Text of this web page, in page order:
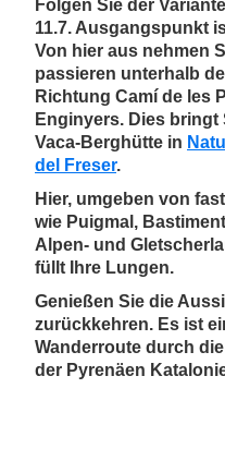
Folgen Sie der
11.7. Ausgangspunkt
Von hier aus nehmen
passieren unterhalb
Richtung Camí de les
Enginyers. Dies
Vaca-Berghütte in
del Freser.
Hier, umgeben von
wie Puigmal,
Alpen- und
füllt Ihre Lungen.
Genießen Sie die
zurückkehren. Es ist
Wanderroute durch
der Pyrenäen